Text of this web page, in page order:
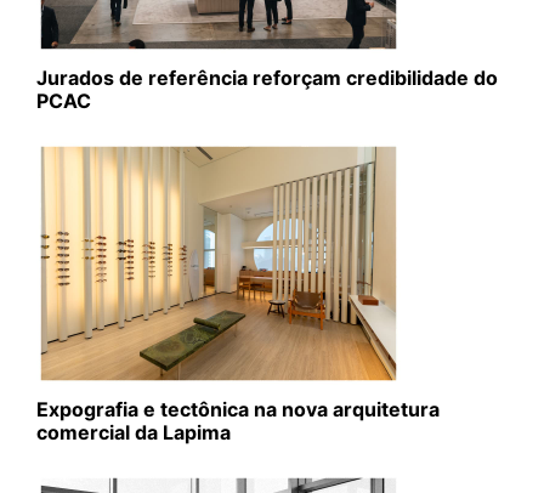
Jurados de referência reforçam credibilidade do
PCAC
Expografia e tectônica na nova arquitetura
comercial da Lapima